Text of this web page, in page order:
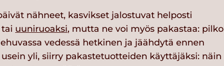
nähneet, kasvikset jalostuvat helposti
tai uuniruoaksi, mutta ne voi myös pakastaa: pilko
vedessä hetkinen ja jäähdytä ennen
yli, siirry pakastetuotteiden käyttäjäksi: näin